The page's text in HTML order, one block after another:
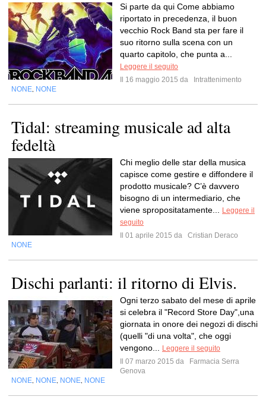
Si parte da qui Come abbiamo
riportato in precedenza, il buon
vecchio Rock Band sta per fare il
suo ritorno sulla scena con un
quarto capitolo, che punta a...
Leggere il seguito
Il 16 maggio 2015 da
Intrattenimento
NONE NONE
Tidal: streaming musicale ad alta
fedeltà
Chi meglio delle star della musica
capisce come gestire e diffondere il
prodotto musicale? C’è davvero
bisogno di un intermediario, che
viene spropositatamente...
Leggere il
seguito
Il 01 aprile 2015 da
Cristian Deraco
NONE
Dischi parlanti: il ritorno di Elvis.
Ogni terzo sabato del mese di aprile
si celebra il "Record Store Day",una
giornata in onore dei negozi di dischi
(quelli "di una volta", che oggi
vengono...
Leggere il seguito
Il 07 marzo 2015 da
Farmacia Serra
Genova
NONE NONE NONE NONE